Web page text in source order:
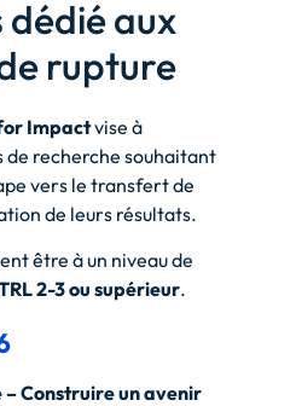
dédié aux
rupture
Impactvise à
recherche souhaitant
vers le transfert de
de leurs résultats.
être à un niveau de
2-3 ou supérieur.
Construire un avenir